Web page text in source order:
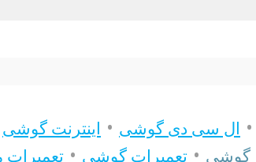
• ال سی دی گوشی • اینترنت گوشی
گوشی • تعمیرات گوشی • تعمیرات